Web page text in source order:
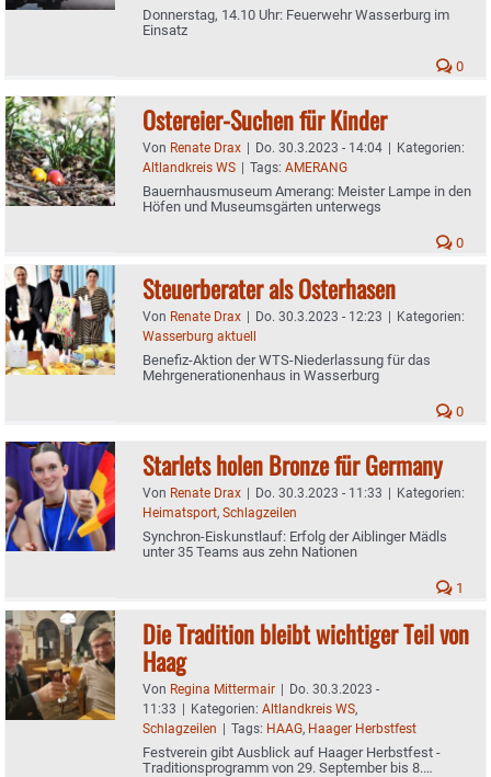
Donnerstag, 14.10 Uhr: Feuerwehr Wasserburg im
Einsatz
0
Ostereier-Suchen für Kinder
Von Renate Drax | Do. 30.3.2023 - 14:04 | Kategorien:
Altlandkreis WS | Tags: AMERANG
Bauernhausmuseum Amerang: Meister Lampe in den
Höfen und Museumsgärten unterwegs
0
Steuerberater als Osterhasen
Von Renate Drax | Do. 30.3.2023 - 12:23 | Kategorien:
Wasserburg aktuell
Benefiz-Aktion der WTS-Niederlassung für das
Mehrgenerationenhaus in Wasserburg
0
Starlets holen Bronze für Germany
Von Renate Drax | Do. 30.3.2023 - 11:33 | Kategorien:
Heimatsport, Schlagzeilen
Synchron-Eiskunstlauf: Erfolg der Aiblinger Mädls
unter 35 Teams aus zehn Nationen
1
Die Tradition bleibt wichtiger Teil von
Haag
Von Regina Mittermair | Do. 30.3.2023 -
11:33 | Kategorien: Altlandkreis WS,
Schlagzeilen | Tags: HAAG, Haager Herbstfest
Festverein gibt Ausblick auf Haager Herbstfest -
Traditionsprogramm von 29. September bis 8.